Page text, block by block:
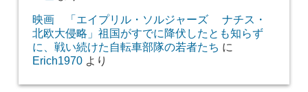
映画 「エイプリル・ソルジャーズ ナチス・
北欧大侵略」祖国がすでに降伏したとも知らず
に、戦い続けた自転車部隊の若者たち に
Erich1970より